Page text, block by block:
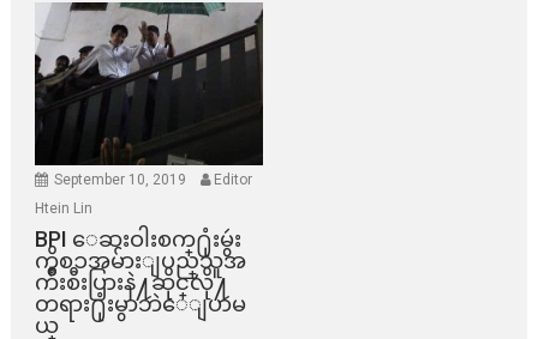
September 10, 2019
Editor
Htein Lin
BPI ​ေဆးဝါးစက္​႐ုံးမွဴး
ကိစၥအမ်ားျပည္​သူအ
က်ိဳးစီးပြားနဲ႔ဆိုင္​လို႔
တရား႐ုံးမွာဘဲေျပာမ
ယ္​